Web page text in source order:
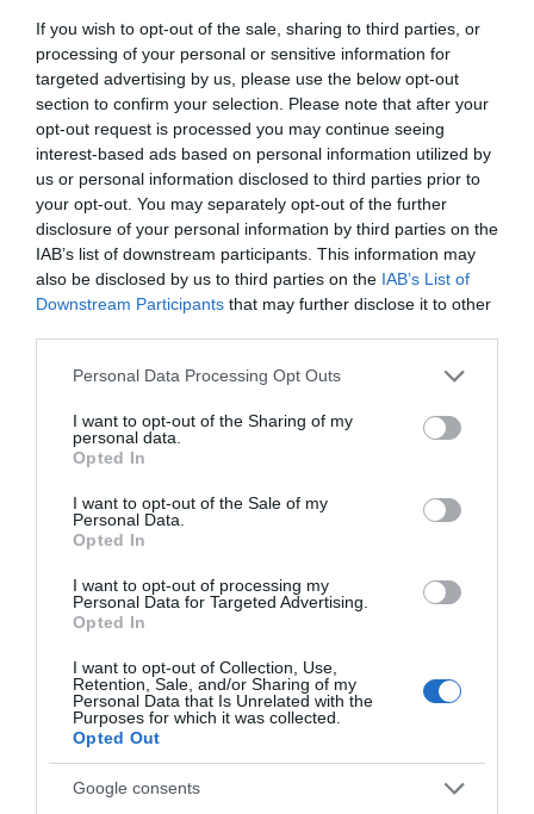
If you wish to opt-out of the sale, sharing to third parties, or
processing of your personal or sensitive information for
targeted advertising by us, please use the below opt-out
section to confirm your selection. Please note that after your
opt-out request is processed you may continue seeing
interest-based ads based on personal information utilized by
us or personal information disclosed to third parties prior to
your opt-out. You may separately opt-out of the further
disclosure of your personal information by third parties on the
IAB’s list of downstream participants. This information may
also be disclosed by us to third parties on the IAB’s List of
Downstream Participants that may further disclose it to other
Please note that this website/app uses one or more Google
not limited to your visit or usage behaviour. You may click to
grant or deny consent to Google and its third-party tags to
use your data for below specified purposes in below Google
consent section.
Personal Data Processing Opt Outs
I want to opt-out of the Sharing of my
personal data.
Opted In
I want to opt-out of the Sale of my
Personal Data.
Opted In
I want to opt-out of processing my
Personal Data for Targeted Advertising.
Opted In
I want to opt-out of Collection, Use,
Retention, Sale, and/or Sharing of my
Personal Data that Is Unrelated with the
Purposes for which it was collected.
Opted Out
Google consents
Ράγισαν καρδιές στην Εύβοια: Το
τελευταίο «αντίο» στον 36χρονο
επιχειρηματία
07.08.2026 | 19:10
Νέο επίδομα 600 ευρώ για
σπουδαστές: Οι δικαιούχοι
07.08.2026 | 19:00
Αυτός ο δήμος της Εύβοιας πάει
στα δικαστήρια για τις
ανεμογεννήτριες
07.08.2026 | 18:40
θαλάσσια εκδρομή για 57χρονο
τουρίστα
07.08.2026 | 18:20
Ευρώπη: Οι αντίπαλοι
Παναθηναϊκού και
ΠΑΟΚ στα
προκριματικά
Α. Ο. Χαλκίς: Σήμερα η
πρώτη επίσημη της
προετοιμασίας και ο
αγιασμός
Ποιος είναι ο
των 30 λεπτών που
Χαλκίδα: Νέο
από την ΑΓΕΧ